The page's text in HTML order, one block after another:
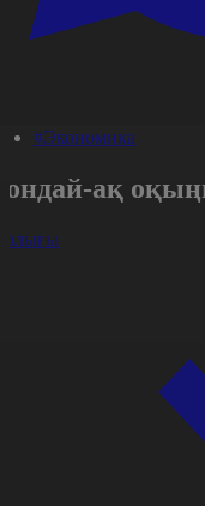
#Экономика
ақ